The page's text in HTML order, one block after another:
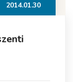
2014.01.30